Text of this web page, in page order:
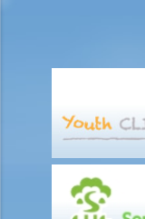
7. 本公司收到還債要
8. 本公司已致函債權
對方任何回覆。21日
我們有何選擇？ 閣下
在取得禁制令前，閣下
C.查詢清盤記錄
D. 提交清盤呈請書後之